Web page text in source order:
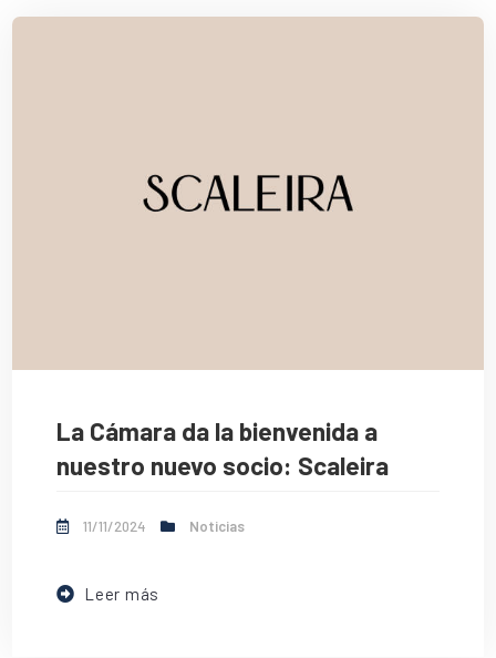
La Cámara da la bienvenida a
nuestro nuevo socio: Scaleira
11/11/2024 Noticias
Leer más